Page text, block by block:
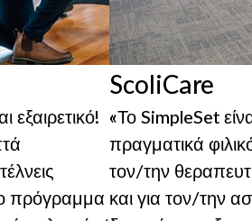
εξαιρετικό!
πρόγραμμα
ScoliCare
«Το SimpleSet
πραγματικά
τον/την
και για τον/την